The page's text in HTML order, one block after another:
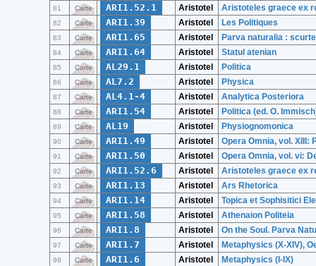
81 Carte ARI1.52.1 Aristotel Aristoteles graece ex
82 Carte ARI1.39 Aristotel Les Politiques
83 Carte ARI1.65 Aristotel Parva naturalia :
84 Carte ARI1.64 Aristotel Statul atenian
85 Carte AL29.1 Aristotel Politica
86 Carte AL7.2 Aristotel Physica
87 Carte AL4.1-4 Aristotel Analytica Posteriora
88 Carte ARI1.54 Aristotel Politica (ed. O.
89 Carte AL19 Aristotel Physiognomonica
90 Carte ARI1.49 Aristotel Opera Omnia, vol. XIII:
91 Carte ARI1.50 Aristotel Opera Omnia, vol. vi:
92 Carte ARI1.52.6 Aristotel Aristoteles graece ex
93 Carte ARI1.13 Aristotel Ars Rhetorica
94 Carte ARI1.14 Aristotel Topica et Sophisitici
95 Carte ARI1.58 Aristotel Athenaion Politeia
96 Carte ARI1.8 Aristotel On the Soul. Parva
97 Carte ARI1.7 Aristotel Metaphysics (X-XIV),
98 Carte ARI1.6 Aristotel Metaphysics (I-IX)